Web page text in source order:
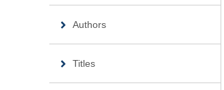
Authors
Titles